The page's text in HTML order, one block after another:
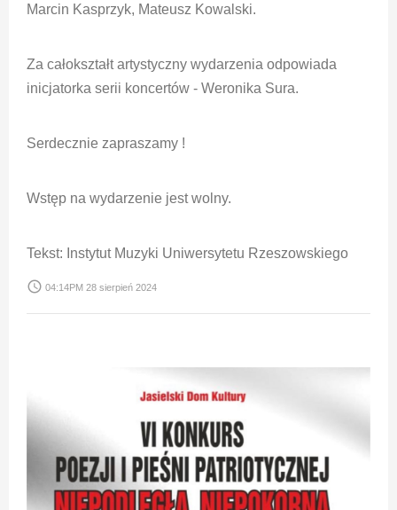
Marcin Kasprzyk, Mateusz Kowalski.
Za całokształt artystyczny wydarzenia odpowiada
inicjatorka serii koncertów - Weronika Sura.
Serdecznie zapraszamy !
Wstęp na wydarzenie jest wolny.
Tekst: Instytut Muzyki Uniwersytetu Rzeszowskiego
access_time 04:14PM 28 sierpień 2024